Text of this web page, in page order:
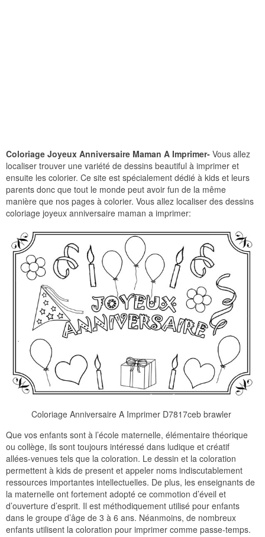
Coloriage Joyeux Anniversaire Maman A Imprimer- Vous allez
localiser trouver une variété de dessins beautiful à imprimer et
ensuite les colorier. Ce site est spécialement dédié à kids et leurs
parents donc que tout le monde peut avoir fun de la même
manière que nos pages à colorier. Vous allez localiser des dessins
coloriage joyeux anniversaire maman a imprimer:
Coloriage Anniversaire A Imprimer D7817ceb brawler
Que vos enfants sont à l’école maternelle, élémentaire théorique
ou collège, ils sont toujours intéressé dans ludique et créatif
allées-venues tels que la coloration. Le dessin et la coloration
permettent à kids de present et appeler noms indiscutablement
ressources importantes intellectuelles. De plus, les enseignants de
la maternelle ont fortement adopté ce commotion d’éveil et
d’ouverture d’esprit. Il est méthodiquement utilisé pour enfants
dans le groupe d’âge de 3 à 6 ans. Néanmoins, de nombreux
enfants utilisent la coloration pour imprimer comme passe-temps.